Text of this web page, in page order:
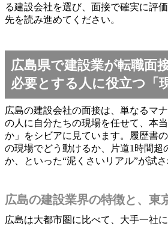
る建設会社を選び、面接で確実に評
先を読み進めてください。
広島県で建設業が転職面
必要とする人に役立つ「
広島の建設会社の面接は、単なるマ
の人に自分たちの現場を任せて、本
か」をシビアに見ています。履歴書
の現場でどう動けるか、片道1時間超
か、といった“泥くさいリアル”が試さ
広島の建設業界の特徴と、東
広島は大都市圏に比べて、大手一社